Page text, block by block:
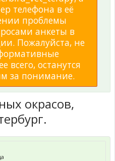
телефона в её
проблемы
анкеты в
Пожалуйста, не
всего, останутся
за понимание.
окрасов,